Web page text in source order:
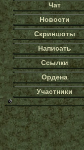
Чат
Новости
Скриншоты
Написать
Ссылки
Ордена
Участники